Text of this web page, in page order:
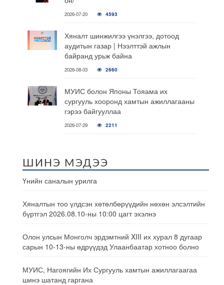
2026-07-20 4593
Хяналт шинжилгээ үнэлгээ, дотоод
аудитын газар | Нээлттэй ажлын
байранд урьж байна
2026-08-03 2660
МУИС болон Японы Тояама их
сургууль хооронд хамтын ажиллагааны
гэрээ байгууллаа
2026-07-29 2211
ШИНЭ МЭДЭЭ
Үнийн саналын урилга
Хяналтын тоо үлдсэн хөтөлбөрүүдийн нөхөн элсэлтийн
бүртгэл 2026.08.10-ны 10:00 цагт эхэлнэ
Олон улсын Монголч эрдэмтний XIII их хурал 8 дугаар
сарын 10-13-ны өдрүүдэд Улаанбаатар хотноо болно
МУИС, Нагоягийн Их Сургууль хамтын ажиллагаагаа
шинэ шатанд гаргана